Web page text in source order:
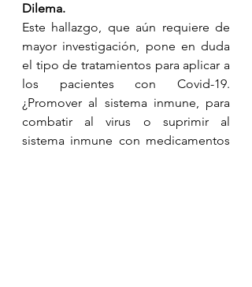
Dilema.
Este hallazgo, que aún requiere de
mayor investigación, pone en duda
el tipo de tratamientos para aplicar a
los pacientes con Covid-19.
¿Promover al sistema inmune, para
combatir al virus o suprimir al
sistema inmune con medicamentos